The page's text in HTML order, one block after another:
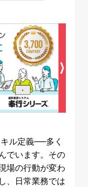
ル定義──多く
でいます。その
場の行動が変わ
、日常業務では